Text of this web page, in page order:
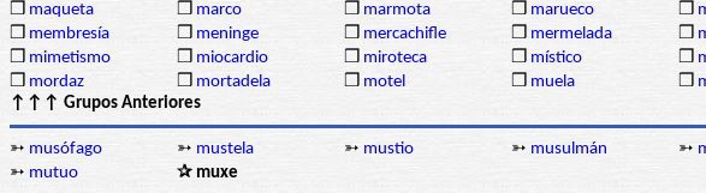
❒ maqueta ❒ marco ❒ marmota ❒ marueco ❒
❒ membresía ❒ meninge ❒ mercachifle ❒ mermelada ❒
❒ mimetismo ❒ miocardio ❒ miroteca ❒ místico ❒
❒ mordaz ❒ mortadela ❒ motel ❒ muela ❒
↑↑↑ Grupos Anteriores
➳ musófago ➳ mustela ➳ mustio ➳ musulmán ➳
➳ mutuo ✰ muxe